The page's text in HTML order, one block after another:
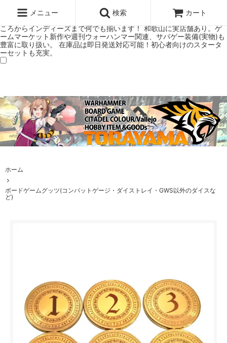
ミアムショップTORAYAMA。通販・オンラインショップです！ ウォー
ハンマーとボードゲームのことなら当店へ！ボードゲームもメジャーど
ころからインディーズまで何でも揃います！ 和歌山に実店舗あり。ゲ
ームマーケット新作や週刊ウォーハンマー関連、サバゲー装備(実物)も
豊富に取り扱い。 在庫品は即日発送対応可能！初心者向けのスタータ
ーセットも充実。
メニュー 検索 カート
ホーム
ボードゲームグッツ(コンバットゲージ・ダイストレイ・GWS以外のダイスな
ど)